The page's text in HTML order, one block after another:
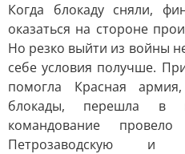
Когда блокаду сняли,
оказаться на стороне
Но резко выйти из войны
себе условия получше.
помогла Красная
блокады, перешла в
командование
Петрозаводскую и